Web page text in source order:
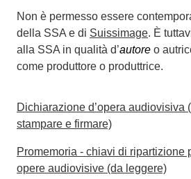
Non è permesso essere
della SSA e di Suissimage. È
alla SSA in qualità d’autore o
come produttore o produttrice.
Dichiarazione d’opera audiovisiva
stampare e firmare)
Promemoria - chiavi di ripartizione
opere audiovisive (da leggere)